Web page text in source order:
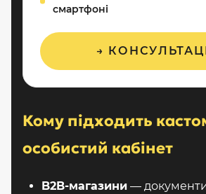
смартфоні
→
Кому підходить
особистий кабінет
B2B-магазини— документи